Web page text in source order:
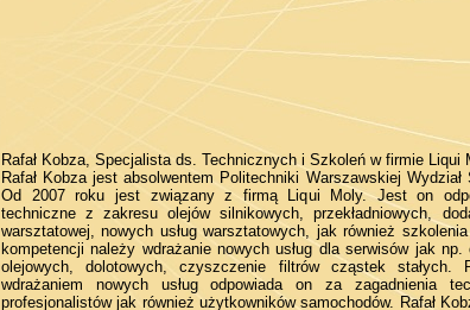
Rafał Kobza, Specjalista ds. Technicznych i Szkoleń w firmie Liqui
Rafał Kobza jest absolwentem Politechniki Warszawskiej
Od 2007 roku jest związany z firmą Liqui Moly. Jest on
techniczne z zakresu olejów silnikowych, przekładniowych,
warsztatowej, nowych usług warsztatowych, jak również
kompetencji należy wdrażanie nowych usług dla serwisów jak np.
olejowych, dolotowych, czyszczenie filtrów cząstek stałych.
wdrażaniem nowych usług odpowiada on za zagadnienia
profesjonalistów jak również użytkowników samochodów. Rafał